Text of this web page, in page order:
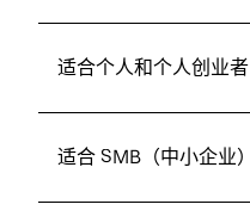
适合个人和个人创业者
适合 SMB（中小企业）